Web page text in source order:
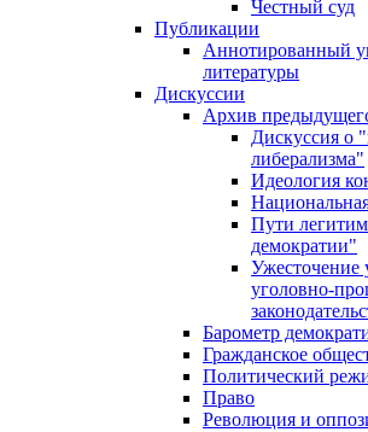
Честный суд
Публикации
Аннотированный
литературы
Дискуссии
Архив
Дискуссия о
либерализма"
Идеология
Пути
демократии"
Ужесточение
уголовно-
Барометр
Гражданское
Политический
Право
Революция и